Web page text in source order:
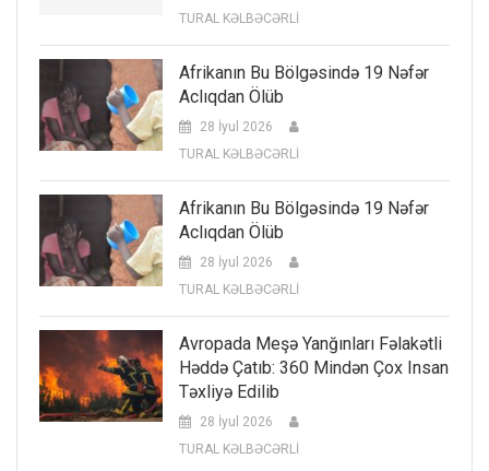
TURAL KƏLBƏCƏRLİ
Afrikanın Bu Bölgəsində 19 Nəfər
Aclıqdan Ölüb
28 İyul 2026
TURAL KƏLBƏCƏRLİ
Afrikanın Bu Bölgəsində 19 Nəfər
Aclıqdan Ölüb
28 İyul 2026
TURAL KƏLBƏCƏRLİ
Avropada Meşə Yanğınları Fəlakətli
Həddə Çatıb: 360 Mindən Çox Insan
Təxliyə Edilib
28 İyul 2026
TURAL KƏLBƏCƏRLİ